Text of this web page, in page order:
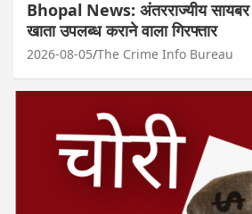
Bhopal News: अंतरराज्यीय सायबर
खाता उपलब्ध कराने वाला गिरफ्तार
2026-08-05 The Crime Info Bureau